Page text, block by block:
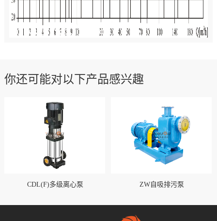
你还可能对以下产品感兴趣
CDL(F)多级离心泵 ZW自吸排污泵